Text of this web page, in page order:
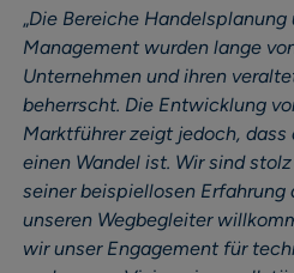
„Die Bereiche
Management wurden lange
Unternehmen und ihren
beherrscht. Die Entwicklung
Marktführer zeigt jedoch,
einen Wandel ist. Wir sind
seiner beispiellosen Erfahrung
unseren Wegbegleiter
wir unser Engagement für